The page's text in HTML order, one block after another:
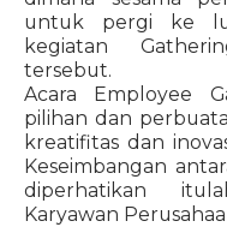
untuk pergi ke
kegiatan
tersebut.
Acara Employee
pilihan dan
kreatifitas dan
Keseimbangan
diperhatikan
Karyawan